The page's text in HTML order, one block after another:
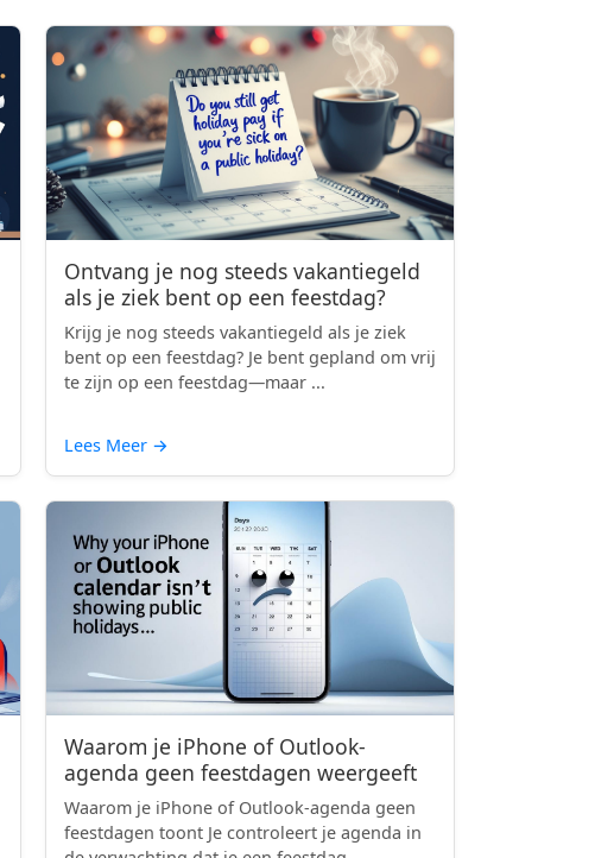
Ontvang je nog steeds vakantiegeld
als je ziek bent op een feestdag?
Krijg je nog steeds vakantiegeld als je ziek
bent op een feestdag? Je bent gepland om vrij
te zijn op een feestdag—maar ...
Lees Meer →
Waarom je iPhone of Outlook-
agenda geen feestdagen weergeeft
Waarom je iPhone of Outlook-agenda geen
feestdagen toont Je controleert je agenda in